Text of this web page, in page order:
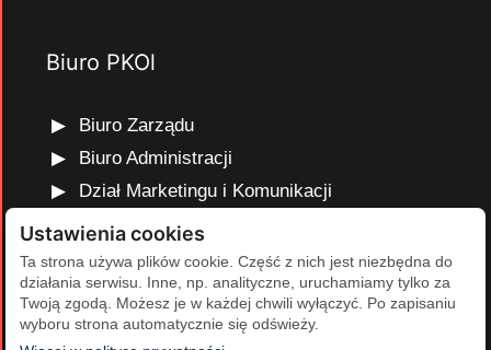
Biuro PKOl
Biuro Zarządu
Biuro Administracji
Dział Marketingu i Komunikacji
Dział Edukacji Olimpijskiej
Dział Finansów i Kadr
Dział Projektów Olimpijskich
Dział Programów Rozwojowych
Ustawienia cookies
Ta strona używa plików cookie. Część z nich jest niezbędna do
działania serwisu. Inne, np. analityczne, uruchamiamy tylko za
Twoją zgodą. Możesz je w każdej chwili wyłączyć. Po zapisaniu
wyboru strona automatycznie się odświeży.